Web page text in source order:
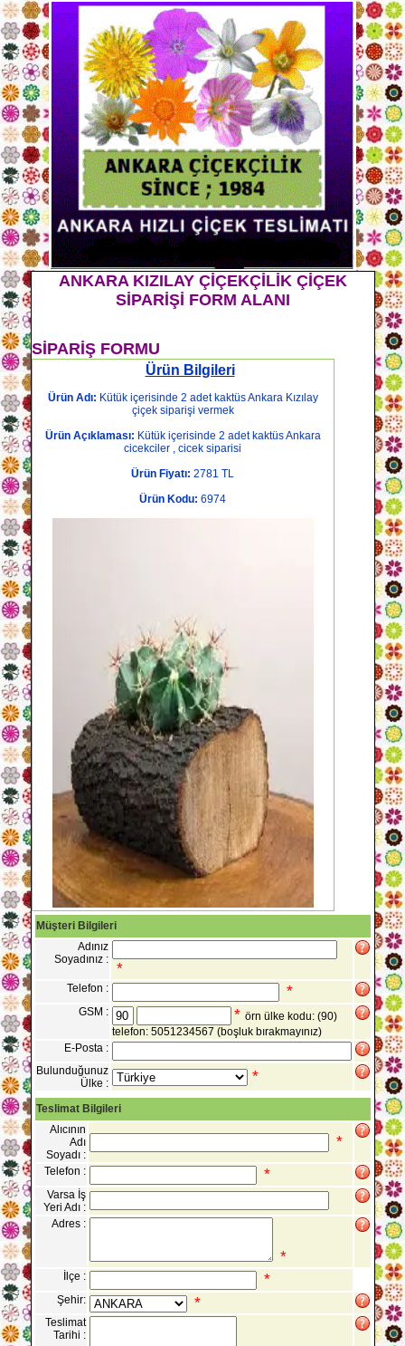
ANKARA KIZILAY ÇİÇEKÇİLİK ÇİÇEK
SİPARİŞİ FORM ALANI
SİPARİŞ FORMU
Ürün Bilgileri
Ürün Adı: Kütük içerisinde 2 adet kaktüs Ankara Kızılay
çiçek siparişi vermek
Ürün Açıklaması: Kütük içerisinde 2 adet kaktüs Ankara
cicekciler , cicek siparisi
Ürün Fiyatı: 2781 TL
Ürün Kodu: 6974
Müşteri Bilgileri
Adınız
Soyadınız :
*
Telefon : *
GSM : * örn ülke kodu: (90)
telefon: 5051234567 (boşluk bırakmayınız)
E-Posta :
Bulunduğunuz
Ülke :
*
Teslimat Bilgileri
Alıcının
Adı
Soyadı :
*
Telefon : *
Varsa İş
Yeri Adı :
Adres :
*
İlçe : *
Şehir: *
Teslimat
Tarihi :